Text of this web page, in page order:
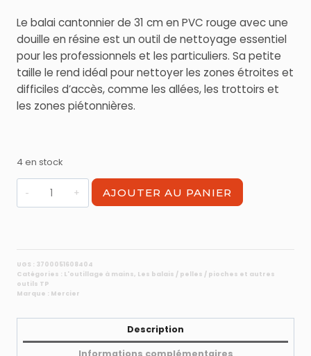
Le balai cantonnier de 31 cm en PVC rouge avec une
douille en résine est un outil de nettoyage essentiel
pour les professionnels et les particuliers. Sa petite
taille le rend idéal pour nettoyer les zones étroites et
difficiles d’accès, comme les allées, les trottoirs et
les zones piétonnières.
4 en stock
quantité
de
cm
PVC
rouge
résine
AJOUTER AU PANIER
UGS : 3700051608404
Catégories : L'outillage à mains, Les balais / pelles / pioches et autres
outils TP
Marque : Mercier
Description